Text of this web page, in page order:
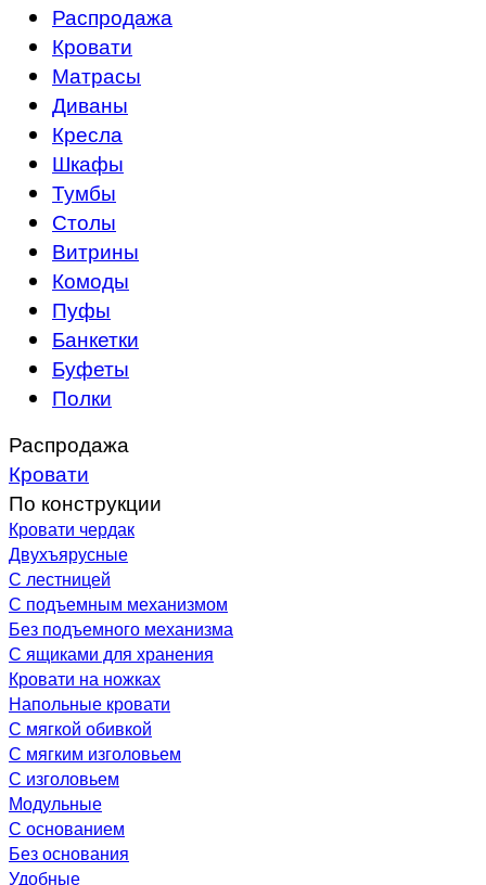
Распродажа
Кровати
Матрасы
Диваны
Кресла
Шкафы
Тумбы
Столы
Витрины
Комоды
Пуфы
Банкетки
Буфеты
Полки
Распродажа
Кровати
По конструкции
Кровати чердак
Двухъярусные
С лестницей
С подъемным механизмом
Без подъемного механизма
С ящиками для хранения
Кровати на ножках
Напольные кровати
С мягкой обивкой
С мягким изголовьем
С изголовьем
Модульные
С основанием
Без основания
Удобные